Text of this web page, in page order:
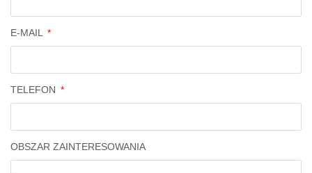
E-MAIL
TELEFON
OBSZAR ZAINTERESOWANIA